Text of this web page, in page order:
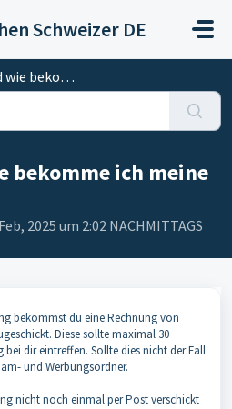
gehen
Schweizer DE
ich meine Rechnung?
bekomme ich meine
2025 um 2:02 NACHMITTAGS
bekommst du eine Rechnung von
Diese sollte maximal 30
bei dir eintreffen. Sollte dies nicht der Fall
und Werbungsordner.
nicht noch einmal per Post verschickt